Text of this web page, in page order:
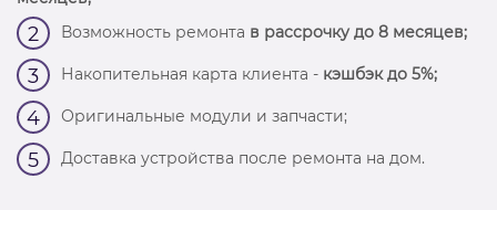
2 Возможность ремонта в рассрочку до 8 месяцев;
3 Накопительная карта клиента - кэшбэк до 5%;
4 Оригинальные модули и запчасти;
5 Доставка устройства после ремонта на дом.